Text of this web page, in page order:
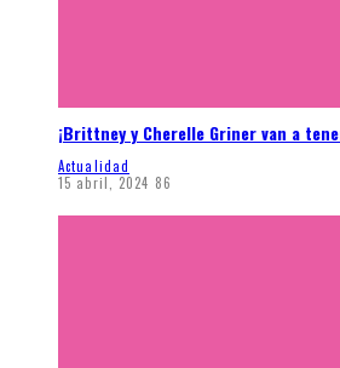
¡Brittney y Cherelle Griner van a
Actualidad
15 abril, 2024 86